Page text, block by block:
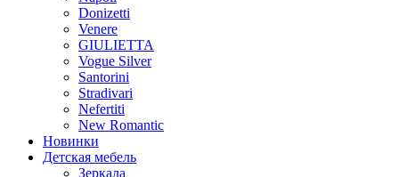
Donizetti
Venere
GIULIETTA
Vogue Silver
Santorini
Stradivari
Nefertiti
New Romantic
Новинки
Детская мебель
Зеркала